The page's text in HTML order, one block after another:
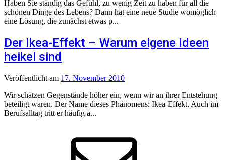
Haben Sie ständig das Gefühl, zu wenig Zeit zu haben für all die
schönen Dinge des Lebens? Dann hat eine neue Studie womöglich
eine Lösung, die zunächst etwas p...
Der Ikea-Effekt – Warum eigene Ideen
heikel sind
Veröffentlicht am 17. November 2010
Wir schätzen Gegenstände höher ein, wenn wir an ihrer Entstehung
beteiligt waren. Der Name dieses Phänomens: Ikea-Effekt. Auch im
Berufsalltag tritt er häufig a...